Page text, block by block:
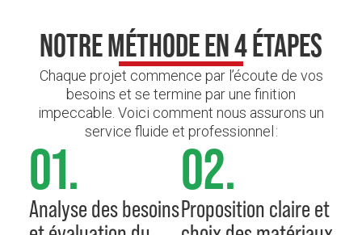
NOTRE MÉTHODE EN 4 ÉTAPES
Chaque projet commence par l’écoute de vos
besoins et se termine par une finition
impeccable. Voici comment nous assurons un
service fluide et professionnel :
01.
Analyse des besoins
02.
Proposition claire et